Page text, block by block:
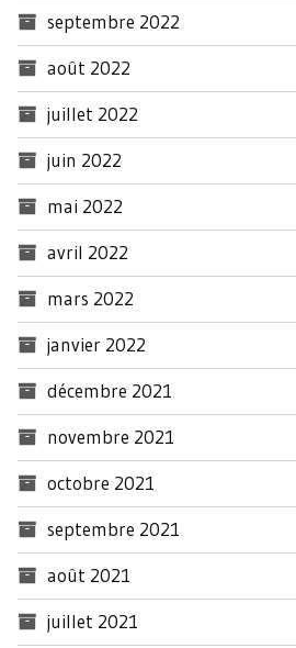
septembre 2022
août 2022
juillet 2022
juin 2022
mai 2022
avril 2022
mars 2022
janvier 2022
décembre 2021
novembre 2021
octobre 2021
septembre 2021
août 2021
juillet 2021